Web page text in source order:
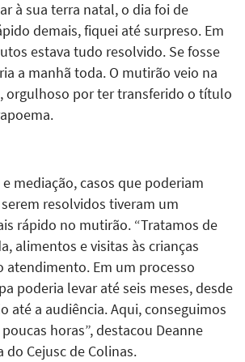
à sua terra natal, o dia foi de
demais, fiquei até surpreso. Em
estava tudo resolvido. Se fosse
a manhã toda. O mutirão veio na
orgulhoso por ter transferido o título
mediação, casos que poderiam
resolvidos tiveram um
rápido no mutirão. “Tratamos de
alimentos e visitas às crianças
Em um processo
poderia levar até seis meses, desde
até a audiência. Aqui, conseguimos
horas”, destacou Deanne
do Cejusc de Colinas.